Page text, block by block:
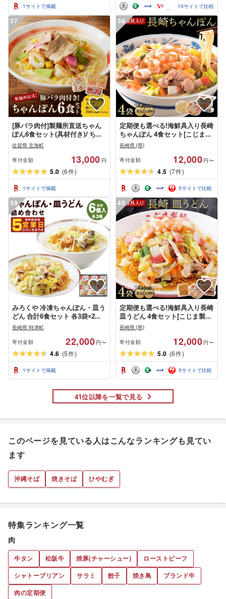
1サイトで掲載 10サイトで比較
37
[豚バラ肉付]製麺所直送ちゃん
ぽん6食セット(具材付き)/ ちゃ
んぽん チャンポン 6食 豚肉 豚
バラ肉 麺 ゆで麺 製麺 直送 具材
国産 佐賀県 玄海町
佐賀県 玄海町
寄付金額 13,000 円
5.0 (6件)
1サイトで掲載
38
定期便も選べる!海鮮具入り長崎
ちゃんぽん 4食セット[こじま製
麺] | 特産品 ちゃんぽん 冷凍麺
ちゃんぽん麺 ちゃんぽんスープ
チャンポン麺 冷凍食品 海鮮具
入りちゃんぽん 長崎県 郷土料
理 レンチン ご当地麺 長崎チャ
ンポン
長崎県 (県)
寄付金額 12,000 円〜
4.5 (7件)
5サイトで比較
39
みろくや 冷凍ちゃんぽん・皿う
どん 合計6食セット 各3袋×2種
類 具材付き 長崎 ちゃんぽん 皿
うどん 冷凍 簡単 お手軽 送料無
料
長崎県 時津町
寄付金額 22,000 円〜
4.6 (5件)
1サイトで掲載
40
定期便も選べる!海鮮具入り長崎
皿うどん 4食セット[こじま製麺]
| お土産 グルメ 取り寄せ ご当
地 ご当地グルメ 皿うどん 長崎
皿うどん 特産品 特産 名産品 名
産 納税 セット ご当地麺 麺類 麺
支援品 海鮮 ちゃんぽん
長崎県 (県)
寄付金額 12,000 円〜
5.0 (6件)
5サイトで比較
41位以降を一覧で見る
このページを見ている人はこんなランキングも見てい
ます
沖縄そば 焼きそば ひやむぎ
特集ランキング一覧
肉
牛タン 松阪牛 焼豚(チャーシュー)
ローストビーフ
シャトーブリアン
サラミ 餃子 焼き鳥
ブランド牛
肉の定期便